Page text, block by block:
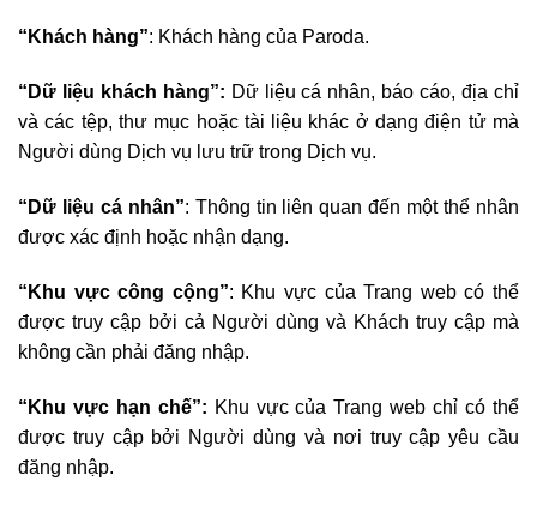
“Khách hàng”: Khách hàng của Paroda.
“Dữ liệu khách hàng”: Dữ liệu cá nhân, báo cáo, địa chỉ
và các tệp, thư mục hoặc tài liệu khác ở dạng điện tử mà
Người dùng Dịch vụ lưu trữ trong Dịch vụ.
“Dữ liệu cá nhân”: Thông tin liên quan đến một thể nhân
được xác định hoặc nhận dạng.
“Khu vực công cộng”: Khu vực của Trang web có thể
được truy cập bởi cả Người dùng và Khách truy cập mà
không cần phải đăng nhập.
“Khu vực hạn chế”: Khu vực của Trang web chỉ có thể
được truy cập bởi Người dùng và nơi truy cập yêu cầu
đăng nhập.